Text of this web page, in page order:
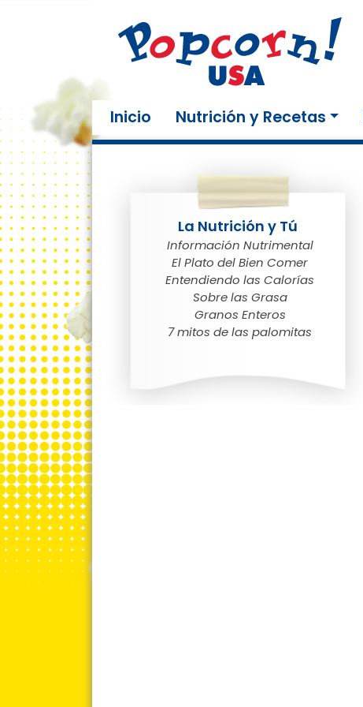
Inicio (current)
Nutrición y Recetas
La Nutrición y Tú
Información Nutrimental
El Plato del Bien Comer
Entendiendo las Calorías
Sobre las Grasa
Granos Enteros
7 mitos de las palomitas